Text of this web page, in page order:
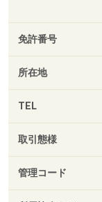
免許番号
所在地
TEL
取引態様
管理コード